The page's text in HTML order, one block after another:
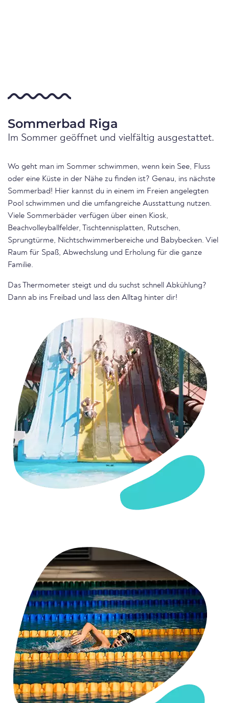
Sommerbad Riga
Im Sommer geöffnet und vielfältig ausgestattet.
Wo geht man im Sommer schwimmen, wenn kein See, Fluss
oder eine Küste in der Nähe zu finden ist? Genau, ins nächste
Sommerbad! Hier kannst du in einem im Freien angelegten
Pool schwimmen und die umfangreiche Ausstattung nutzen.
Viele Sommerbäder verfügen über einen Kiosk,
Beachvolleyballfelder, Tischtennisplatten, Rutschen,
Sprungtürme, Nichtschwimmerbereiche und Babybecken. Viel
Raum für Spaß, Abwechslung und Erholung für die ganze
Familie.
Das Thermometer steigt und du suchst schnell Abkühlung?
Dann ab ins Freibad und lass den Alltag hinter dir!